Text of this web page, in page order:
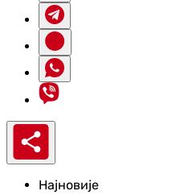
Најновије